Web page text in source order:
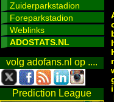
Zuiderparkstadion
Foreparkstadion
Weblinks
ADOSTATS.NL
volg adofans.nl op ....
Prediction League